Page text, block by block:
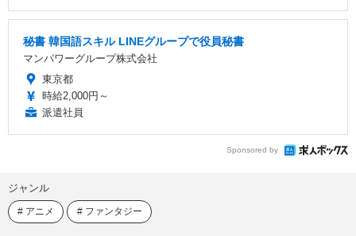
秘書 韓国語スキル LINEグループで役員秘書
マンパワーグループ株式会社
東京都
時給2,000円～
派遣社員
Sponsored by
ジャンル
アニメ ファンタジー